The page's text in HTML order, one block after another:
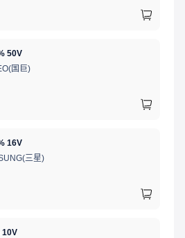
50V
国巨)
16V
三星)
10V